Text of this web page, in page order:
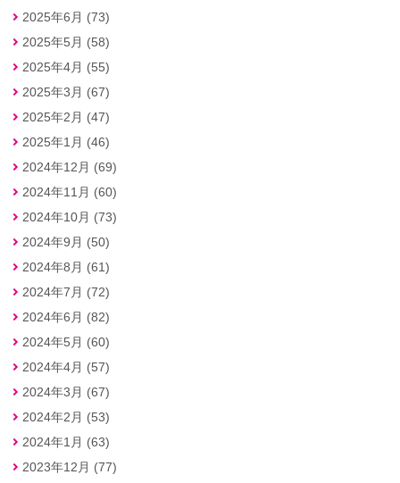
2025年6月 (73)
2025年5月 (58)
2025年4月 (55)
2025年3月 (67)
2025年2月 (47)
2025年1月 (46)
2024年12月 (69)
2024年11月 (60)
2024年10月 (73)
2024年9月 (50)
2024年8月 (61)
2024年7月 (72)
2024年6月 (82)
2024年5月 (60)
2024年4月 (57)
2024年3月 (67)
2024年2月 (53)
2024年1月 (63)
2023年12月 (77)